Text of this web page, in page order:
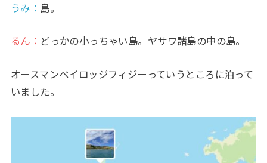
うみ ： 島。
るん： どっかの小っちゃい島。ヤサワ諸島の中の島。
オースマンベイロッジフィジーっていうところに泊って
いました。